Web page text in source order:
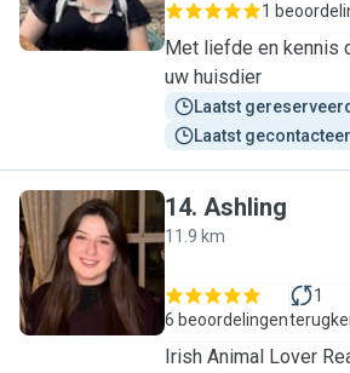
1
Met liefde en kennis
uw huisdier
Laatst
Laatst
A
14. Ashling
11.9 km
6 beoordelingen
1
Irish Animal Lover